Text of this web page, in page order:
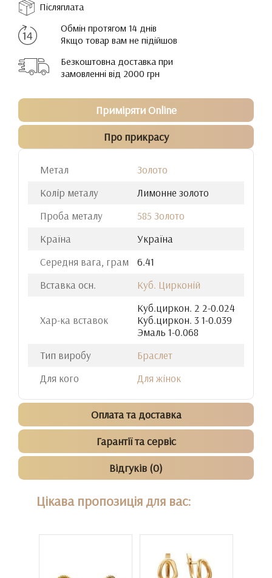
Післяплата
Обмін протягом 14 днів
Якщо товар вам не підійшов
Безкоштовна доставка при
замовленні від 2000 грн
Приміряти Online
Про прикрасу
Метал
Золото
Колір металу
Лимонне золото
Проба металу
585 Золото
Країна
Україна
Середня вага, грам
6.41
Вставка осн.
Куб. Цирконій
Хар-ка вставок
Куб.циркон. 2 2-0.024
Куб.циркон. 3 1-0.039
Эмаль 1-0.068
Тип виробу
Браслет
Для кого
Для жінок
Оплата та доставка
Гарантії та сервіс
Відгуків (0)
Цікава пропозиція для вас: